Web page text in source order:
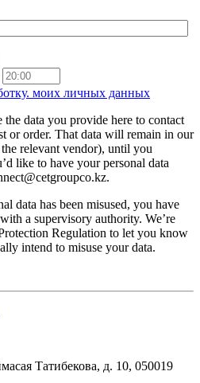
моих личных данных
data you provide here to contact
or order. That data will remain in our
relevant vendor), until you
like to have your personal data
data has been misused, you have
a supervisory authority. We’re
Regulation to let you know
intend to misuse your data.
Татибекова, д. 10, 050019